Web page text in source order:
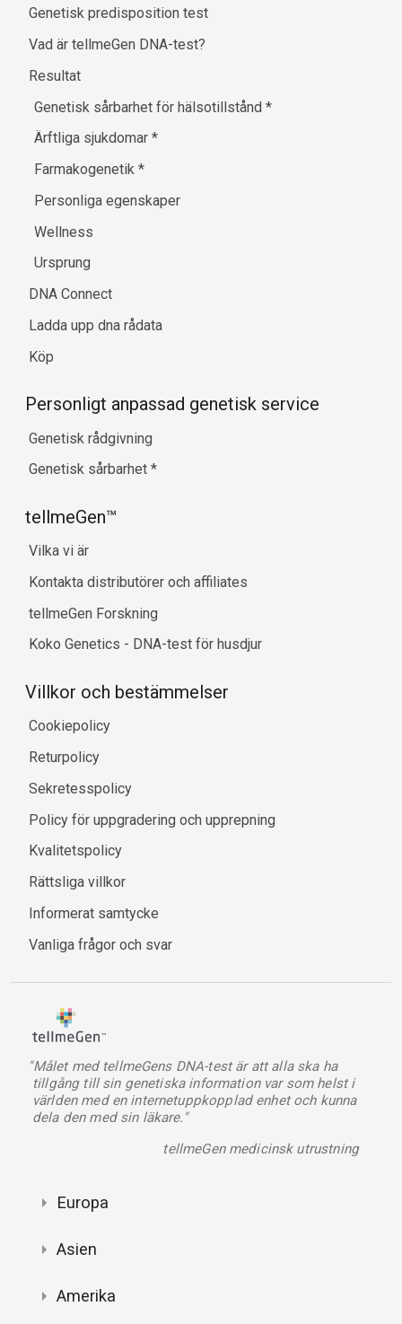
Genetisk predisposition test
Vad är tellmeGen DNA-test?
Resultat
Genetisk sårbarhet för hälsotillstånd*
Ärftliga sjukdomar*
Farmakogenetik*
Personliga egenskaper
Wellness
Ursprung
DNA Connect
Ladda upp dna rådata
Köp
Personligt anpassad genetisk service
Genetisk rådgivning
Genetisk sårbarhet *
tellmeGen™
Vilka vi är
Kontakta distributörer och affiliates
tellmeGen Forskning
Koko Genetics - DNA-test för husdjur
Villkor och bestämmelser
Cookiepolicy
Returpolicy
Sekretesspolicy
Policy för uppgradering och upprepning
Kvalitetspolicy
Rättsliga villkor
Informerat samtycke
Vanliga frågor och svar
"Målet med tellmeGens DNA-test är att alla ska ha
tillgång till sin genetiska information var som helst i
världen med en internetuppkopplad enhet och kunna
dela den med sin läkare."
tellmeGen medicinsk utrustning
Europa
Asien
Amerika